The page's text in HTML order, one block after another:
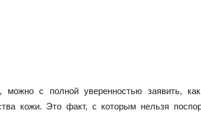
можно с полной уверенностью заявить,
кожи. Это факт, с которым нельзя